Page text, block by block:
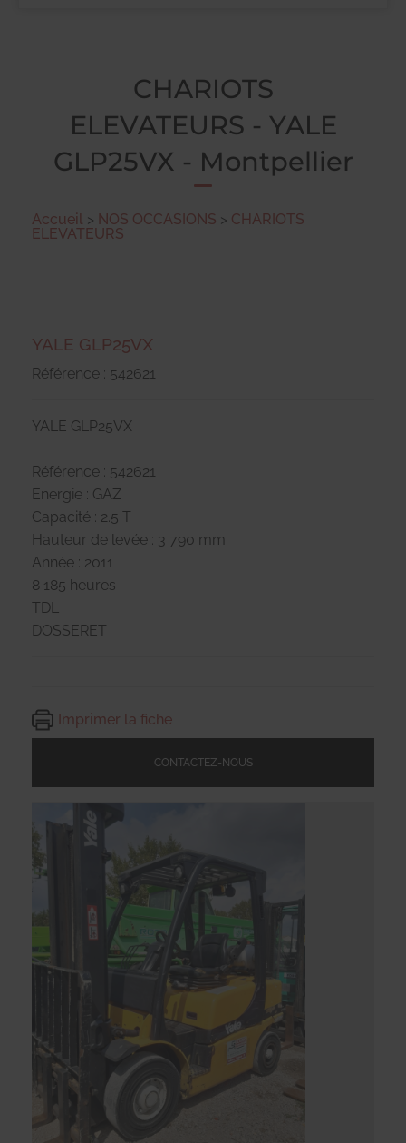
CHARIOTS
ELEVATEURS - YALE
GLP25VX - Montpellier
Accueil > NOS OCCASIONS > CHARIOTS
ELEVATEURS
YALE GLP25VX
Référence : 542621
YALE GLP25VX
Référence : 542621
Energie : GAZ
Capacité : 2.5 T
Hauteur de levée : 3 790 mm
Année : 2011
8 185 heures
TDL
DOSSERET
Imprimer la fiche
CONTACTEZ-NOUS